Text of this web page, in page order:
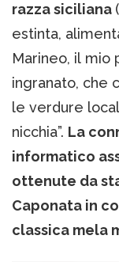
razza siciliana
estinta,
Marineo, il mio
ingranato, che
le verdure
nicchia”. La
informatico
ottenute da
Caponata in
classica mela